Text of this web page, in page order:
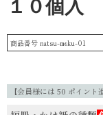
１０個入
商品番号 natsu-meku-01
【会員様には 50 ポイント